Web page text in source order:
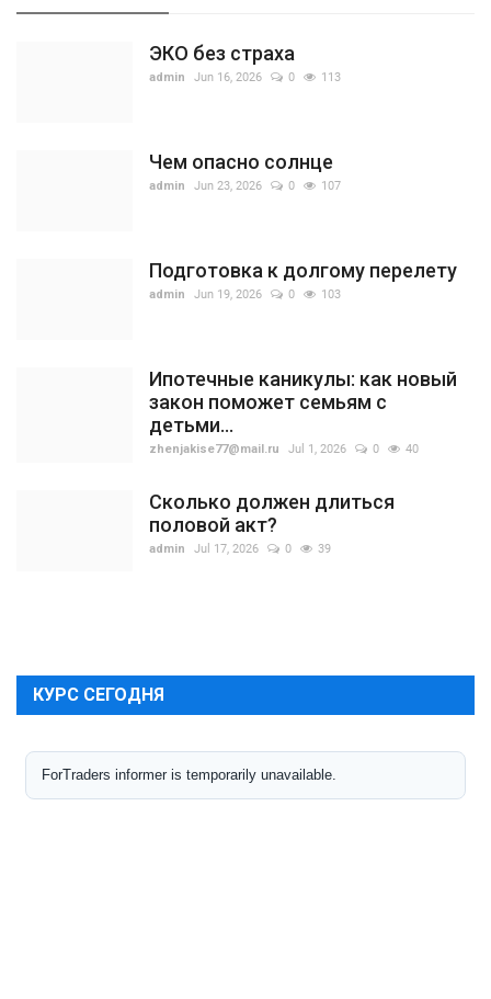
ЭКО без страха
admin Jun 16, 2026 0 113
Чем опасно солнце
admin Jun 23, 2026 0 107
Подготовка к долгому перелету
admin Jun 19, 2026 0 103
Ипотечные каникулы: как новый
закон поможет семьям с
детьми...
zhenjakise77@mail.ru Jul 1, 2026 0 40
Сколько должен длиться
половой акт?
admin Jul 17, 2026 0 39
КУРС СЕГОДНЯ